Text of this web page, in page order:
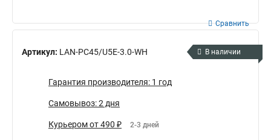
Артикул: LAN-PC45/U5E-3.0-WH
Сравнить
В наличии
Гарантия производителя: 1 год
Самовывоз: 2 дня
Курьером от 490 ₽ 2-3 дней